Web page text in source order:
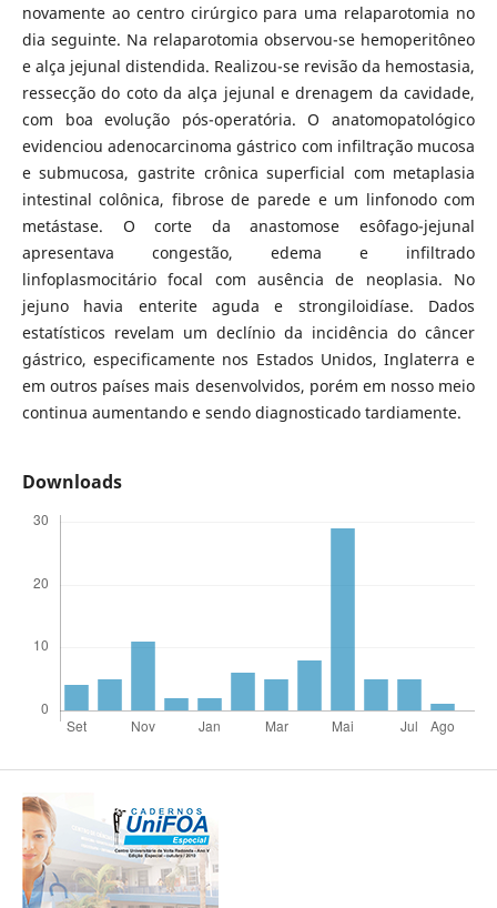
novamente ao centro cirúrgico para uma relaparotomia no
dia seguinte. Na relaparotomia observou-se hemoperitôneo
e alça jejunal distendida. Realizou-se revisão da hemostasia,
ressecção do coto da alça jejunal e drenagem da cavidade,
com boa evolução pós-operatória. O anatomopatológico
evidenciou adenocarcinoma gástrico com infiltração mucosa
e submucosa, gastrite crônica superficial com metaplasia
intestinal colônica, fibrose de parede e um linfonodo com
metástase. O corte da anastomose esôfago-jejunal
apresentava congestão, edema e infiltrado
linfoplasmocitário focal com ausência de neoplasia. No
jejuno havia enterite aguda e strongiloidíase. Dados
estatísticos revelam um declínio da incidência do câncer
gástrico, especificamente nos Estados Unidos, Inglaterra e
em outros países mais desenvolvidos, porém em nosso meio
continua aumentando e sendo diagnosticado tardiamente.
Downloads